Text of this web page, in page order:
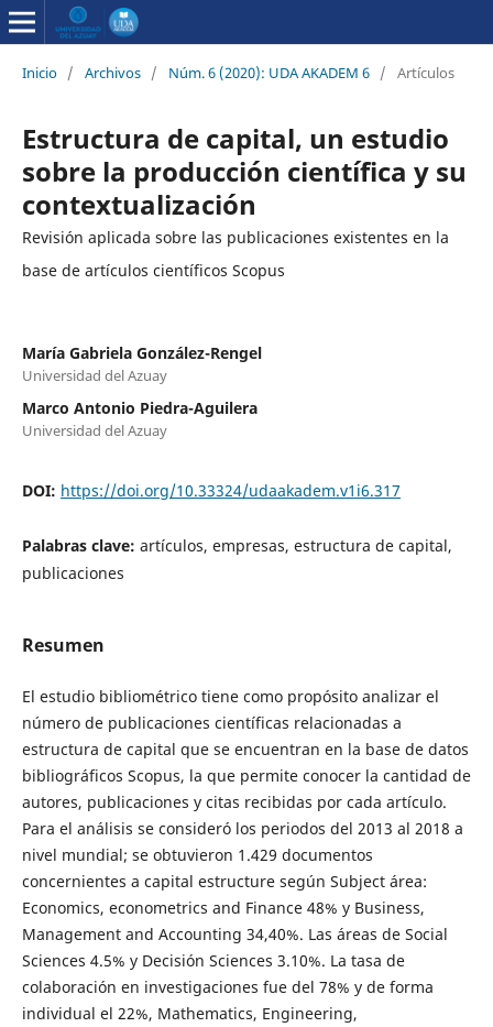
Inicio / Archivos / Núm. 6 (2020): UDA AKADEM 6 / Artículos
Estructura de capital, un estudio
sobre la producción científica y su
contextualización
Revisión aplicada sobre las publicaciones existentes en la
base de artículos científicos Scopus
María Gabriela González-Rengel
Universidad del Azuay
Marco Antonio Piedra-Aguilera
Universidad del Azuay
DOI: https://doi.org/10.33324/udaakadem.v1i6.317
Palabras clave: artículos, empresas, estructura de capital,
publicaciones
Resumen
El estudio bibliométrico tiene como propósito analizar el
número de publicaciones científicas relacionadas a
estructura de capital que se encuentran en la base de datos
bibliográficos Scopus, la que permite conocer la cantidad de
autores, publicaciones y citas recibidas por cada artículo.
Para el análisis se consideró los periodos del 2013 al 2018 a
nivel mundial; se obtuvieron 1.429 documentos
concernientes a capital estructure según Subject área:
Economics, econometrics and Finance 48% y Business,
Management and Accounting 34,40%. Las áreas de Social
Sciences 4.5% y Decisión Sciences 3.10%. La tasa de
colaboración en investigaciones fue del 78% y de forma
individual el 22%, Mathematics, Engineering,